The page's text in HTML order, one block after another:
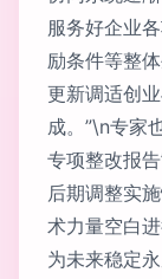
服务好企业
励条件等整
更新调适创
成。”\n专家
专项整改报
后期调整实
术力量空白
为未来稳定